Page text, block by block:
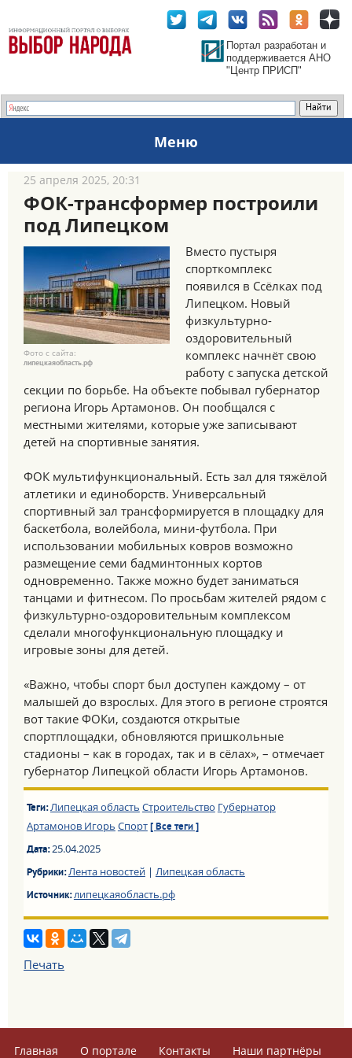
Портал разработан и
поддерживается АНО
"Центр ПРИСП"
Меню
25 апреля 2025, 20:31
ФОК-трансформер построили
под Липецком
Фото с сайта:
липецкаяобласть.рф
Вместо пустыря
спорткомплекс
появился в Ссёлках под
Липецком. Новый
физкультурно-
оздоровительный
комплекс начнёт свою
работу с запуска детской
секции по борьбе. На объекте побывал губернатор
региона Игорь Артамонов. Он пообщался с
местными жителями, которые уже записывают
детей на спортивные занятия.
ФОК мультифункциональный. Есть зал для тяжёлой
атлетики и единоборств. Универсальный
спортивный зал трансформируется в площадку для
баскетбола, волейбола, мини-футбола. При
использовании мобильных ковров возможно
размещение семи бадминтонных кортов
одновременно. Также можно будет заниматься
танцами и фитнесом. По просьбам жителей рядом с
физкультурно-оздоровительным комплексом
сделали многофункциональную площадку и
игровые зоны для детей.
«Важно, чтобы спорт был доступен каждому – от
малышей до взрослых. Для этого в регионе строятся
вот такие ФОКи, создаются открытые
спортплощадки, обновляются пришкольные
стадионы – как в городах, так и в сёлах», – отмечает
губернатор Липецкой области Игорь Артамонов.
Теги:Липецкая область Строительство Губернатор
Артамонов Игорь Спорт [ Все теги ]
Дата:25.04.2025
Рубрики:Лента новостей| Липецкая область
Источник:липецкаяобласть.рф
Печать
Главная О портале Контакты Наши партнёры